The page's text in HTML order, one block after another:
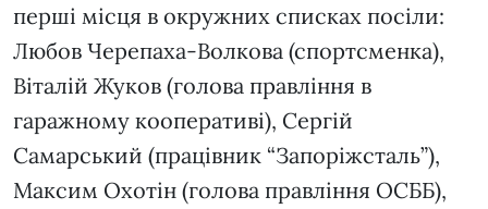
перші місця в окружних списках посіли:
Любов Черепаха-Волкова (спортсменка),
Віталій Жуков (голова правління в
гаражному кооперативі), Сергій
Самарський (працівник “Запоріжсталь”),
Максим Охотін (голова правління ОСББ),